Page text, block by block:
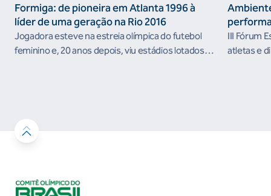
Formiga: de pioneira em Atlanta 1996 à
líder de uma geração na Rio 2016
Jogadora esteve na estreia olímpica do futebol
feminino e, 20 anos depois, viu estádios lotados
III Fórum
atletas e